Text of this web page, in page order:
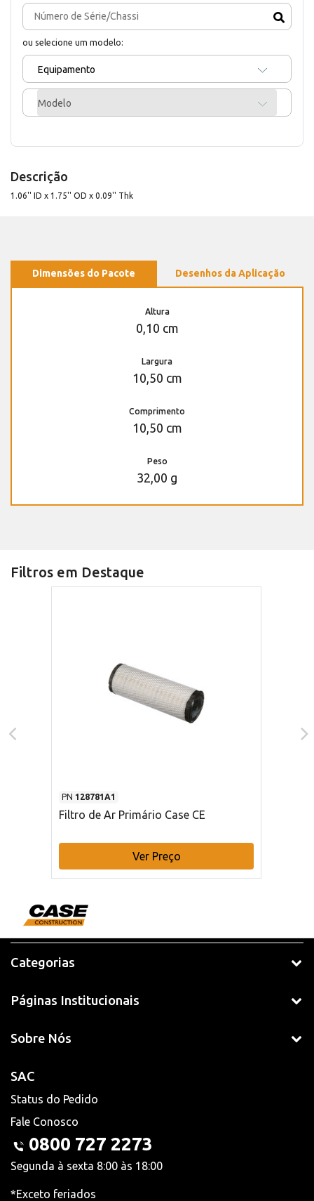
ou selecione um modelo:
Equipamento
Modelo
Descrição
1.06'' ID x 1.75'' OD x 0.09'' Thk
Dimensões do Pacote Desenhos da Aplicação
Altura
0,10 cm
Largura
10,50 cm
Comprimento
10,50 cm
Peso
32,00 g
Filtros em Destaque
PN 128781A1
Filtro de Ar Primário Case CE
Ver Preço
Categorias
Páginas Institucionais
Sobre Nós
SAC
Status do Pedido
Fale Conosco
0800 727 2273
Segunda à sexta 8:00 às 18:00
*Exceto feriados